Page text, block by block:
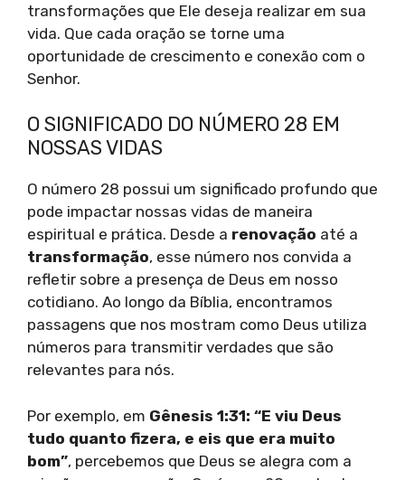
transformações que Ele deseja realizar em sua
vida. Que cada oração se torne uma
oportunidade de crescimento e conexão com o
Senhor.
O SIGNIFICADO DO NÚMERO 28 EM
NOSSAS VIDAS
O número 28 possui um significado profundo que
pode impactar nossas vidas de maneira
espiritual e prática. Desde a renovação até a
transformação, esse número nos convida a
refletir sobre a presença de Deus em nosso
cotidiano. Ao longo da Bíblia, encontramos
passagens que nos mostram como Deus utiliza
números para transmitir verdades que são
relevantes para nós.
Por exemplo, em Gênesis 1:31: “E viu Deus
tudo quanto fizera, e eis que era muito
bom”, percebemos que Deus se alegra com a